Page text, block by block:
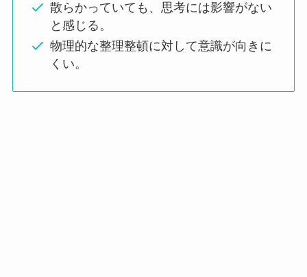
散らかっていても、思考には影響がない
と感じる。
物理的な整理整頓に対して意識が向きに
くい。